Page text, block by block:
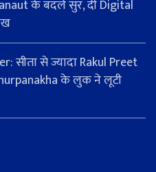
के बदले सुर, दी Digital
सीता से ज्यादा Rakul Preet
के लुक ने लूटी